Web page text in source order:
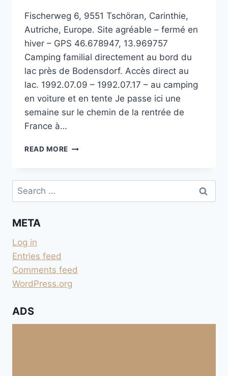
Fischerweg 6, 9551 Tschöran, Carinthie,
Autriche, Europe. Site agréable – fermé en
hiver – GPS 46.678947, 13.969757
Camping familial directement au bord du
lac près de Bodensdorf. Accès direct au
lac. 1992.07.09 – 1992.07.17 – au camping
en voiture et en tente Je passe ici une
semaine sur le chemin de la rentrée de
France à…
READ MORE CAMPING
LE
SEE
Search
for:
META
Log in
Entries feed
Comments feed
WordPress.org
ADS